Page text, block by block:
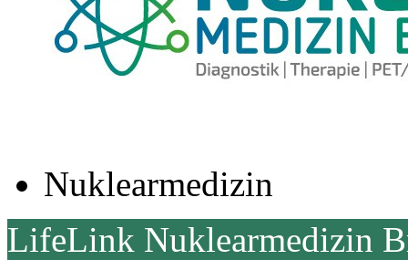
Nuklearmedizin
LifeLink Nuklearmedizin